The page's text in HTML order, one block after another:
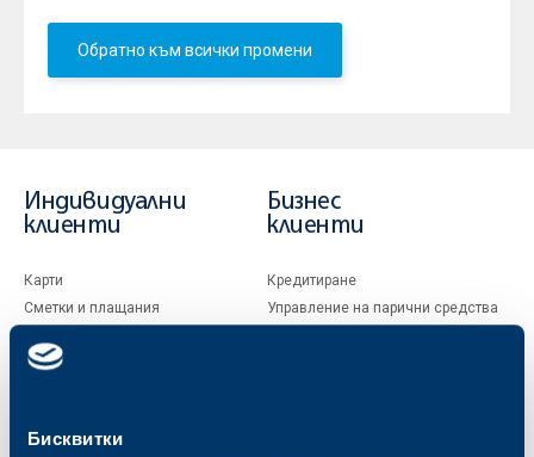
Бисквитки
Обратно към всички промени
Индивидуални
клиенти
Карти
Сметки и плащания
Спестявания и инвестиции
Актуализация на клиентски данни
Бизнес
клиенти
Кредитиране
Управление на парични средства